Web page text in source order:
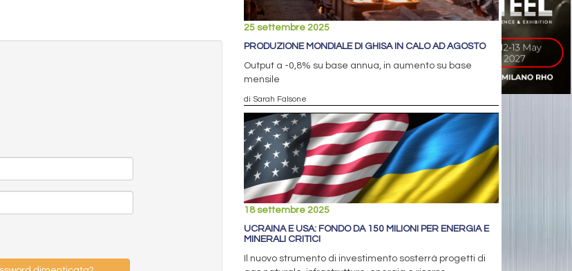
25 settembre 2025
PRODUZIONE MONDIALE DI GHISA IN CALO AD AGOSTO
Output a -0,8% su base annua, in aumento su base
mensile
di Sarah Falsone
18 settembre 2025
UCRAINA E USA: FONDO DA 150 MILIONI PER ENERGIA E
MINERALI CRITICI
Il nuovo strumento di investimento sosterrà progetti di